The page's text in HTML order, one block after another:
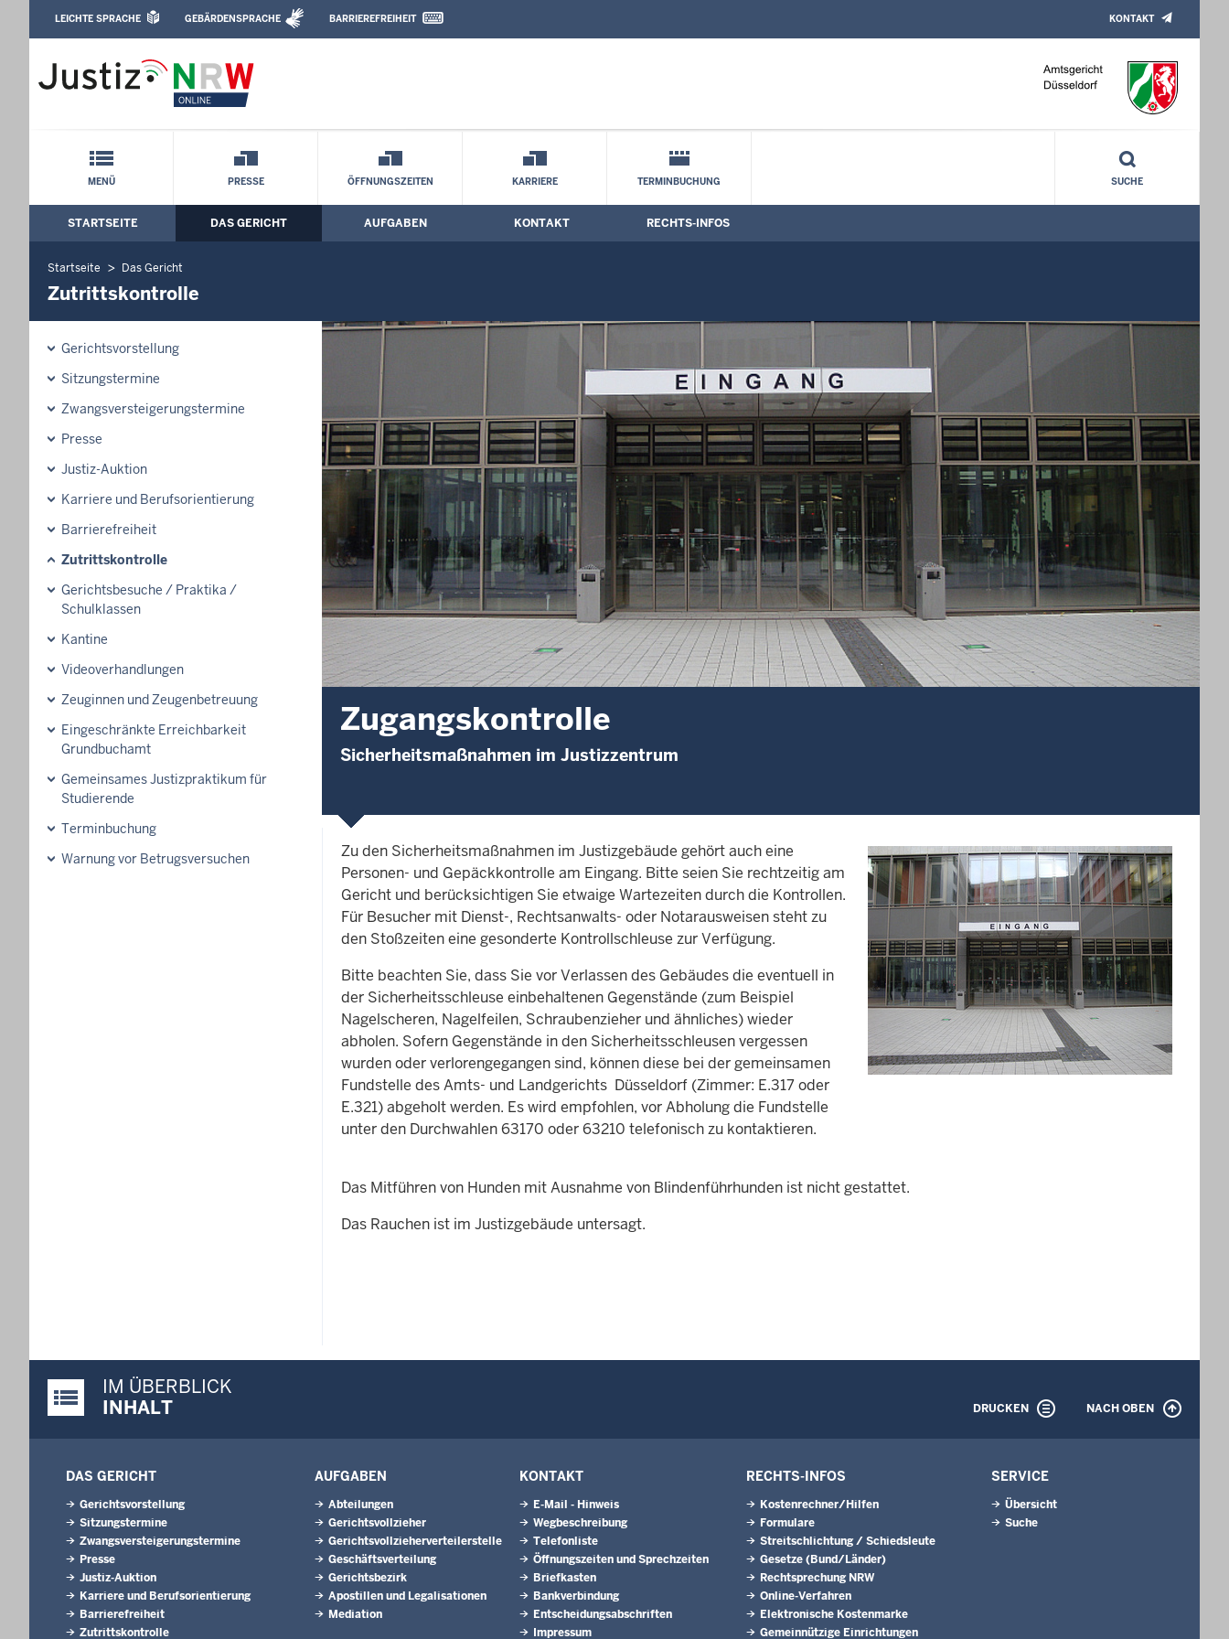
Amtsgericht Düsseldorf: Zutrittskontrolle
Leichte Sprache, Gebärdensprachenvideo und Kontaktformular
LEICHTE SPRACHE GEBÄRDENSPRACHE BARRIEREFREIHEIT KONTAKT
Schnellnavigation mit Volltext-Suche
MENÜ PRESSE ÖFFNUNGSZEITEN KARRIERE TERMINBUCHUNG SUCHE
Hauptmenü: Hauptnavigation
STARTSEITE DAS GERICHT AUFGABEN KONTAKT RECHTS-INFOS
Startseite Das Gericht
Zutrittskontrolle
Gerichtsvorstellung
Sitzungstermine
Zwangsversteigerungstermine
Presse
Justiz-Auktion
Karriere und Berufsorientierung
Barrierefreiheit
Zutrittskontrolle
Gerichtsbesuche / Praktika /
Schulklassen
Kantine
Videoverhandlungen
Zeuginnen und Zeugenbetreuung
Eingeschränkte Erreichbarkeit
Grundbuchamt
Gemeinsames Justizpraktikum für
Studierende
Terminbuchung
Warnung vor Betrugsversuchen
Zugangskontrolle
Sicherheitsmaßnahmen im Justizzentrum
Zu den Sicherheitsmaßnahmen im Justizgebäude gehört auch eine
Personen- und Gepäckkontrolle am Eingang. Bitte seien Sie rechtzeitig am
Gericht und berücksichtigen Sie etwaige Wartezeiten durch die Kontrollen.
Für Besucher mit Dienst-, Rechtsanwalts- oder Notarausweisen steht zu
den Stoßzeiten eine gesonderte Kontrollschleuse zur Verfügung.
Bitte beachten Sie, dass Sie vor Verlassen des Gebäudes die eventuell in
der Sicherheitsschleuse einbehaltenen Gegenstände (zum Beispiel
Nagelscheren, Nagelfeilen, Schraubenzieher und ähnliches) wieder
abholen. Sofern Gegenstände in den Sicherheitsschleusen vergessen
wurden oder verlorengegangen sind, können diese bei der gemeinsamen
Fundstelle des Amts- und Landgerichts Düsseldorf (Zimmer: E.317 oder
E.321) abgeholt werden. Es wird empfohlen, vor Abholung die Fundstelle
unter den Durchwahlen 63170 oder 63210 telefonisch zu kontaktieren.
Das Mitführen von Hunden mit Ausnahme von Blindenführhunden ist nicht gestattet.
Das Rauchen ist im Justizgebäude untersagt.
Justiz-Portal im Überblick:
IM ÜBERBLICK
INHALT
DRUCKEN NACH OBEN
DAS GERICHT
Gerichtsvorstellung
Sitzungstermine
Zwangsversteigerungstermine
Presse
Justiz-Auktion
Karriere und Berufsorientierung
Barrierefreiheit
Zutrittskontrolle
AUFGABEN
Abteilungen
Gerichtsvollzieher
Gerichtsvollzieherverteilerstelle
Geschäftsverteilung
Gerichtsbezirk
Apostillen und Legalisationen
Mediation
KONTAKT
E-Mail - Hinweis
Wegbeschreibung
Telefonliste
Öffnungszeiten und Sprechzeiten
Briefkasten
Bankverbindung
Entscheidungsabschriften
Impressum
RECHTS-INFOS
Kostenrechner/Hilfen
Formulare
Streitschlichtung / Schiedsleute
Gesetze (Bund/Länder)
Rechtsprechung NRW
Online-Verfahren
Elektronische Kostenmarke
Gemeinnützige Einrichtungen
SERVICE
Übersicht
Suche